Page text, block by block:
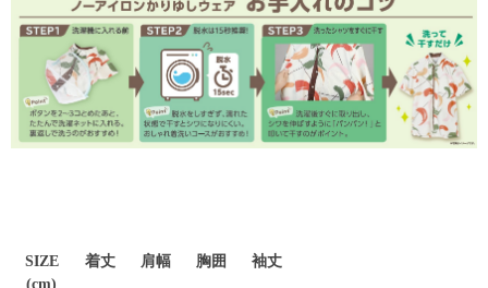
SIZE
(cm)
着丈 肩幅 胸囲 袖丈